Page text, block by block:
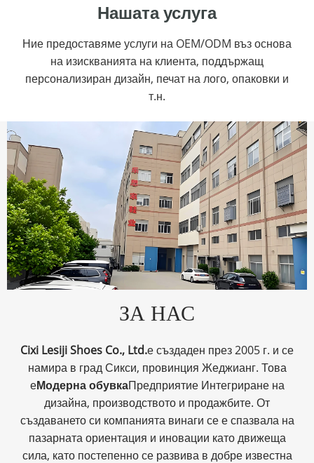
Нашата услуга
Ние предоставяме услуги на OEM/ODM въз основа
на изискванията на клиента, поддържащ
персонализиран дизайн, печат на лого, опаковки и
т.н.
ЗА НАС
Cixi Lesiji Shoes Co., Ltd.е създаден през 2005 г. и се
намира в град Сикси, провинция Жеджианг. Това
еМодерна обувкаПредприятие Интегриране на
дизайна, производството и продажбите. От
създаването си компанията винаги се е спазвала на
пазарната ориентация и иновации като движеща
сила, като постепенно се развива в добре известна